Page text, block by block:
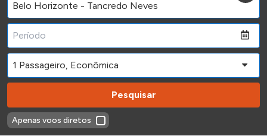
Pesquisar
Apenas voos diretos